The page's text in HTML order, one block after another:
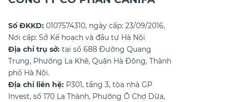
Số ĐKKD: 0107574310, ngày cấp: 23/09/2016,
Nơi cấp: Sở Kế hoạch và đầu tư Hà Nội
Địa chỉ trụ sở: tại số 688 Đường Quang
Trung, Phường La Khê, Quận Hà Đông, Thành
phố Hà Nội.
Địa chỉ liên hệ: P301, tầng 3, tòa nhà GP
Invest, số 170 La Thành, Phường Ô Chợ Dừa,